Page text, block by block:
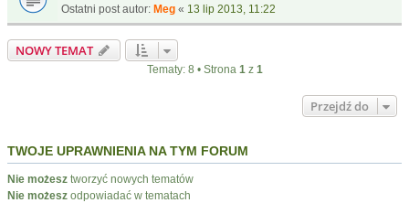
Ostatni post autor: Meg « 13 lip 2013, 11:22
NOWY TEMAT
Tematy: 8 • Strona 1z 1
Przejdź do
TWOJE UPRAWNIENIA NA TYM FORUM
Nie możesz tworzyć nowych tematów
Nie możesz odpowiadać w tematach